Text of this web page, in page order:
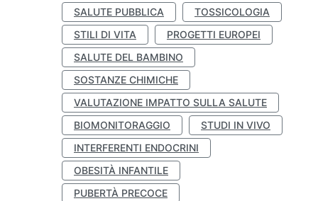
SALUTE PUBBLICA
TOSSICOLOGIA
STILI DI VITA
PROGETTI EUROPEI
SALUTE DEL BAMBINO
SOSTANZE CHIMICHE
VALUTAZIONE IMPATTO SULLA SALUTE
BIOMONITORAGGIO
STUDI IN VIVO
INTERFERENTI ENDOCRINI
OBESITÀ INFANTILE
PUBERTÀ PRECOCE